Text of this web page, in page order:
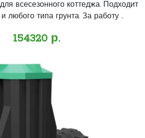
всесезонного коттеджа. Подходит
любого типа грунта. За работу ..
154320 р.